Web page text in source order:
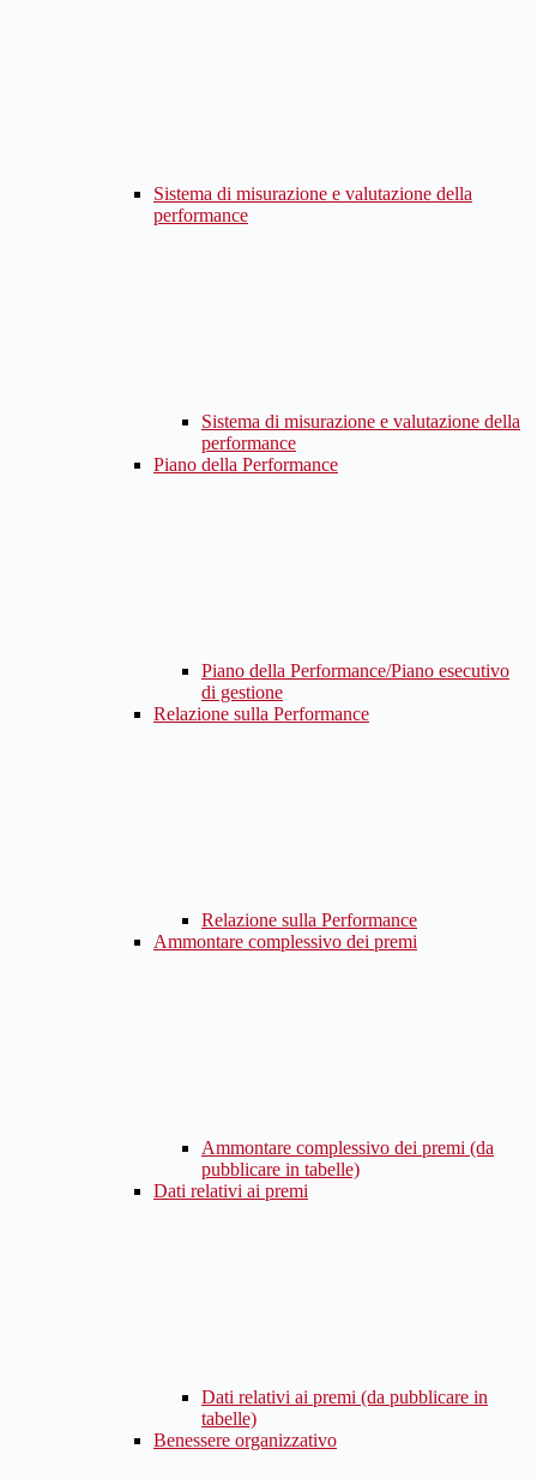
Sistema di misurazione e valutazione della
performance
Sistema di misurazione e valutazione della
performance
Piano della Performance
Piano della Performance/Piano esecutivo
di gestione
Relazione sulla Performance
Relazione sulla Performance
Ammontare complessivo dei premi
Ammontare complessivo dei premi (da
pubblicare in tabelle)
Dati relativi ai premi
Dati relativi ai premi (da pubblicare in
tabelle)
Benessere organizzativo